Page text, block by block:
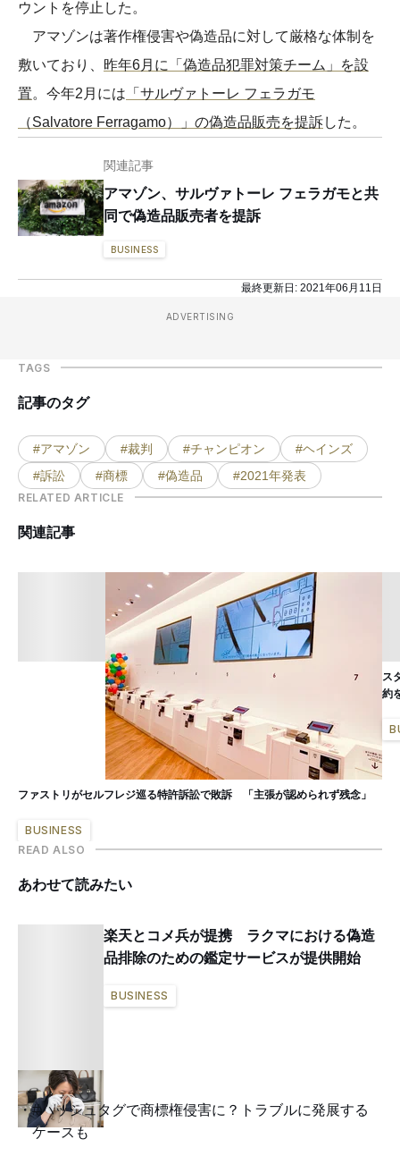
ウントを停止した。
アマゾンは著作権侵害や偽造品に対して厳格な体制を
敷いており、 昨年6月に「偽造品犯罪対策チーム」を設
置。今年2月には 「サルヴァトーレ フェラガモ
（Salvatore Ferragamo）」の偽造品販売を提訴した。
関連記事
アマゾン、サルヴァトーレ フェラガモと共
同で偽造品販売者を提訴
BUSINESS
最終更新日: 2021年06月11日
ADVERTISING
TAGS
記事のタグ
#アマゾン #裁判 #チャンピオン
#ヘインズ
#訴訟
#商標 #偽造品 #2021年発表
RELATED ARTICLE
関連記事
ファストリがセルフレジ巡る特許訴訟で敗訴 「主張が認められず残念」
BUSINESS
ス
約
READ ALSO
あわせて読みたい
楽天とコメ兵が提携 ラクマにおける偽造
品排除のための鑑定サービスが提供開始
BUSINESS
#ハッシュタグで商標権侵害に？トラブルに発展する
ケースも